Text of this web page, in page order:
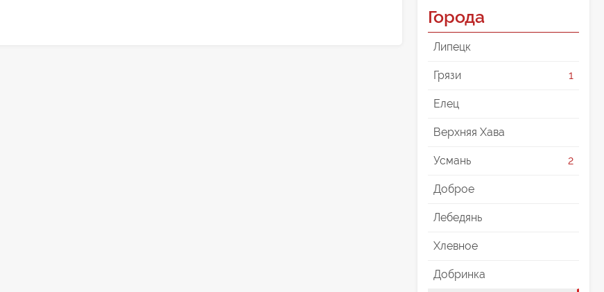
Города
Липецк
Грязи 1
Елец
Верхняя Хава
Усмань 2
Доброе
Лебедянь
Хлевное
Добринка